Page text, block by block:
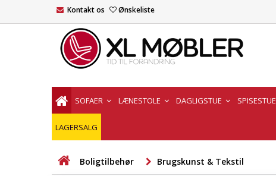
Kontakt os Ønskeliste
SOFAER LÆNESTOLE DAGLIGSTUE SPISESTUE
LAGERSALG
Boligtilbehør Brugskunst & Tekstil